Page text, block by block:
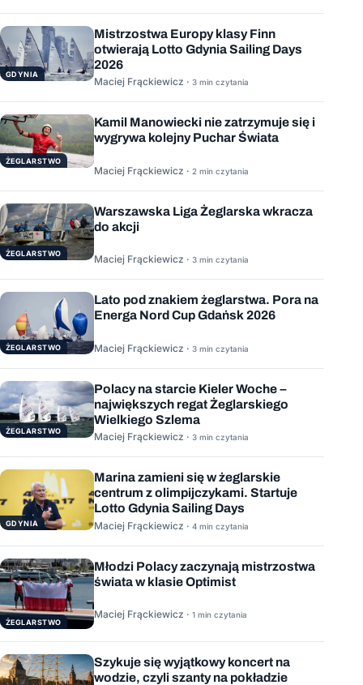
GDYNIA
Mistrzostwa Europy klasy Finn
otwierają Lotto Gdynia Sailing Days
2026
Maciej Frąckiewicz · 3 min czytania
ŻEGLARSTWO
Kamil Manowiecki nie zatrzymuje się i
wygrywa kolejny Puchar Świata
Maciej Frąckiewicz · 2 min czytania
ŻEGLARSTWO
Warszawska Liga Żeglarska wkracza
do akcji
Maciej Frąckiewicz · 3 min czytania
ŻEGLARSTWO
Lato pod znakiem żeglarstwa. Pora na
Energa Nord Cup Gdańsk 2026
Maciej Frąckiewicz · 3 min czytania
ŻEGLARSTWO
Polacy na starcie Kieler Woche –
największych regat Żeglarskiego
Wielkiego Szlema
Maciej Frąckiewicz · 3 min czytania
GDYNIA
Marina zamieni się w żeglarskie
centrum z olimpijczykami. Startuje
Lotto Gdynia Sailing Days
Maciej Frąckiewicz · 4 min czytania
ŻEGLARSTWO
Młodzi Polacy zaczynają mistrzostwa
świata w klasie Optimist
Maciej Frąckiewicz · 1 min czytania
Szykuje się wyjątkowy koncert na
wodzie, czyli szanty na pokładzie